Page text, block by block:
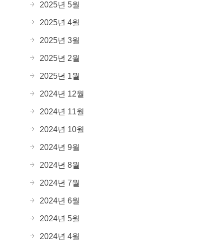
2025년 5월
2025년 4월
2025년 3월
2025년 2월
2025년 1월
2024년 12월
2024년 11월
2024년 10월
2024년 9월
2024년 8월
2024년 7월
2024년 6월
2024년 5월
2024년 4월